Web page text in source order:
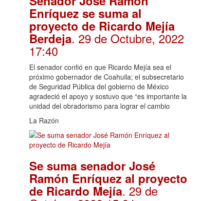
Enríquez se suma al
proyecto de Ricardo Mejía
Berdeja. 29 de Octubre, 2022
17:40
El senador confió en que Ricardo Mejía sea el
próximo gobernador de Coahuila; el subsecretario
de Seguridad Pública del gobierno de México
agradeció el apoyo y sostuvo que “es importante la
unidad del obradorismo para lograr el cambio
La Razón
Se suma senador José
Ramón Enríquez al proyecto
de Ricardo Mejía. 29 de